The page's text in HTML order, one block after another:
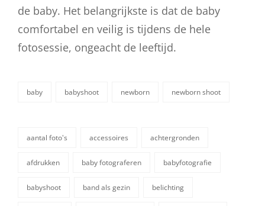
de baby. Het belangrijkste is dat de baby
comfortabel en veilig is tijdens de hele
fotosessie, ongeacht de leeftijd.
categorieën
baby babyshoot newborn newborn shoot
aantal foto's accessoires achtergronden
afdrukken baby fotograferen babyfotografie
babyshoot band als gezin belichting